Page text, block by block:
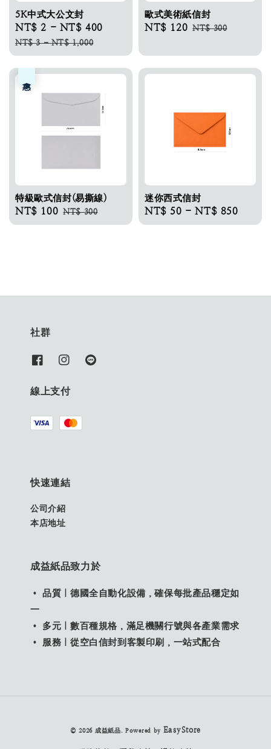
5K中式大公文封
Sale
price
NT$ 2 - NT$ 400
NT$ 3-NT$ 1,000
歐式美術紙信封
Sale
NT$ 120 Regular
NT$ 300
特級歐式信封(易撕線)
Sale
price
NT$ 100 Regular
price
NT$ 300
迷你西式信封
Regular
price
NT$ 50 -NT$ 850
社群
線上支付
快速連結
公司介紹
本店地址
成益紙品致力於
• 品質｜德國全自動化設備，確保每批產品穩定如
一
• 多元｜數百種規格，滿足機關行號與各產業需求
• 服務｜從空白信封到客製印刷，一站式配合
© 2026 成益紙品. Powered by EasyStore